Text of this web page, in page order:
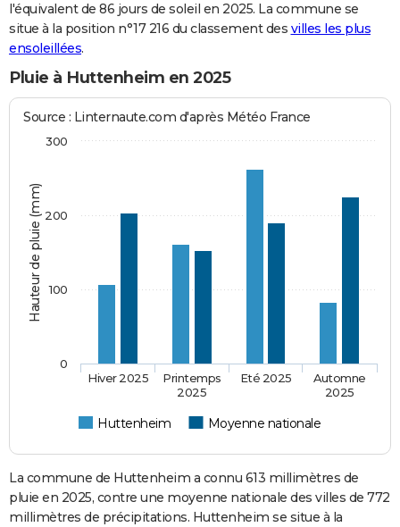
l'équivalent de 86 jours de soleil en 2025. La commune se
situe à la position n°17 216 du classement des villes les plus
ensoleillées.
Pluie à Huttenheim en 2025
Hauteur de pluie (mm)
Source : Linternaute.com d'après Météo France
Huttenheim Moyenne nationale
Hiver 2025
Printemps
2025
Eté 2025
Automne
2025
0
100
200
300
La commune de Huttenheim a connu 613 millimètres de
pluie en 2025, contre une moyenne nationale des villes de 772
millimètres de précipitations. Huttenheim se situe à la